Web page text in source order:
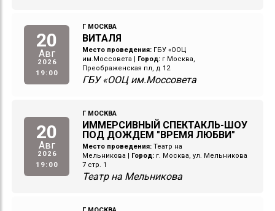
20
Авг
2026
19:00
Г МОСКВА
ВИТАЛЯ
Место проведения: ГБУ «ООЦ
им.Моссовета
Город: г Москва,
Преображенская пл, д 12
ГБУ «ООЦ им.Моссовета
20
Авг
2026
19:00
Г МОСКВА
ИММЕРСИВНЫЙ СПЕКТАКЛЬ-ШОУ
ПОД ДОЖДЕМ "ВРЕМЯ ЛЮБВИ"
Место проведения: Театр на
Мельникова
Город: г. Москва, ул. Мельникова
7 стр. 1
Театр на Мельникова